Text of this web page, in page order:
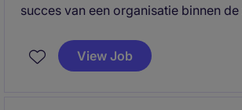
succes van een organisatie binnen
de cijfers en het verbeteren van
View Job